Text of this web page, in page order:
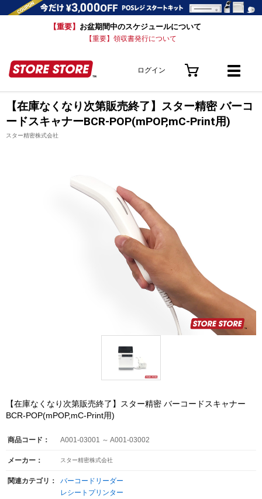
【重要】 お盆期間中のスケジュールについて
【重要】領収書発行について
ログイン
【在庫なくなり次第販売終了】スター精密 バーコ
ードスキャナーBCR-POP(mPOP,mC-Print用)
スター精密株式会社
【在庫なくなり次第販売終了】スター精密 バーコードスキャナー
BCR-POP(mPOP,mC-Print用)
商品コード： A001-03001 ～ A001-03002
メーカー： スター精密株式会社
関連カテゴリ：
バーコードリーダー
レシートプリンター